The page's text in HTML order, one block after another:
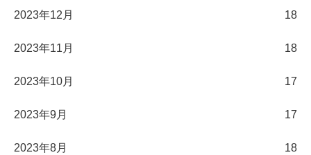
2023年12月 18
2023年11月 18
2023年10月 17
2023年9月 17
2023年8月 18